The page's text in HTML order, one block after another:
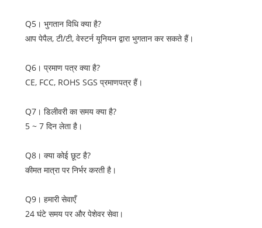
Q5। भुगतान विधि क्या है?
आप पेपैल, टी/टी, वेस्टर्न यूनियन द्वारा भुगतान कर सकते हैं।
Q6। प्रमाण पत्र क्या है?
CE, FCC, ROHS SGS प्रमाणपत्र हैं।
Q7। डिलीवरी का समय क्या है?
5 ~ 7 दिन लेता है।
Q8। क्या कोई छूट है?
कीमत मात्रा पर निर्भर करती है।
Q9। हमारी सेवाएँ
24 घंटे समय पर और पेशेवर सेवा।